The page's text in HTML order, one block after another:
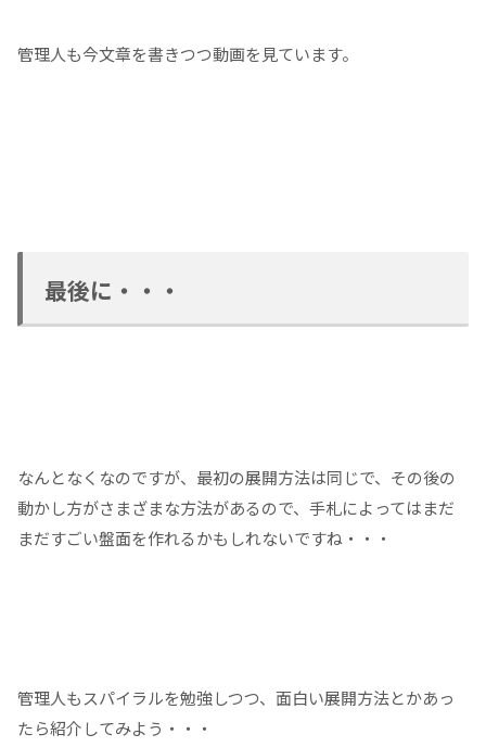
管理人も今文章を書きつつ動画を見ています。
最後に・・・
なんとなくなのですが、最初の展開方法は同じで、その後の
動かし方がさまざまな方法があるので、手札によってはまだ
まだすごい盤面を作れるかもしれないですね・・・
管理人もスパイラルを勉強しつつ、面白い展開方法とかあっ
たら紹介してみよう・・・